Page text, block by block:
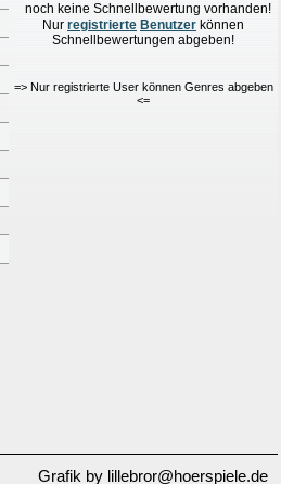
noch keine Schnellbewertung vorhanden!
Nur registrierte Benutzer können
Schnellbewertungen abgeben!
=> Nur registrierte User können Genres abgeben
<=
Grafik by lillebror@hoerspiele.de